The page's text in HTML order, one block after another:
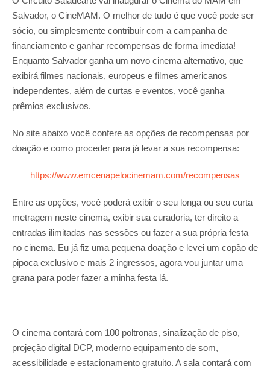
Salvador, o CineMAM. O melhor de tudo é que você pode ser
sócio, ou simplesmente contribuir com a campanha de
financiamento e ganhar recompensas de forma imediata!
Enquanto Salvador ganha um novo cinema alternativo, que
exibirá filmes nacionais, europeus e filmes americanos
independentes, além de curtas e eventos, você ganha
prêmios exclusivos.
No site abaixo você confere as opções de recompensas por
doação e como proceder para já levar a sua recompensa:
https://www.emcenapelocinemam.com/recompensas
Entre as opções, você poderá exibir o seu longa ou seu curta
metragem neste cinema, exibir sua curadoria, ter direito a
entradas ilimitadas nas sessões ou fazer a sua própria festa
no cinema. Eu já fiz uma pequena doação e levei um copão de
pipoca exclusivo e mais 2 ingressos, agora vou juntar uma
grana para poder fazer a minha festa lá.
O cinema contará com 100 poltronas, sinalização de piso,
projeção digital DCP, moderno equipamento de som,
acessibilidade e estacionamento gratuito. A sala contará com